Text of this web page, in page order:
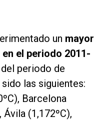
un mayor
el periodo 2011-
periodo de
las siguientes:
Barcelona
Ávila (1,172ºC),